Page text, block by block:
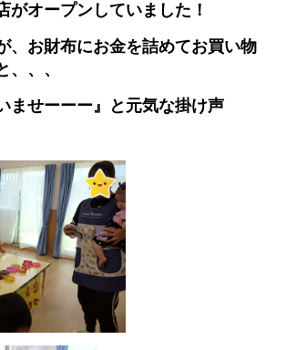
がオープンしていました！
、お財布にお金を詰めてお買い物
、、、
ませーーー』と元気な掛け声